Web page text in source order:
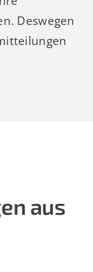
Deswegen
aus